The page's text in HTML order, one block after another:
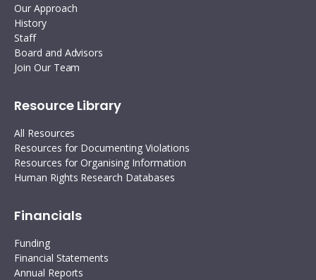
Our Approach
History
Staff
Board and Advisors
Join Our Team
Resource Library
All Resources
Resources for Documenting Violations
Resources for Organising Information
Human Rights Research Databases
Financials
Funding
Financial Statements
Annual Reports